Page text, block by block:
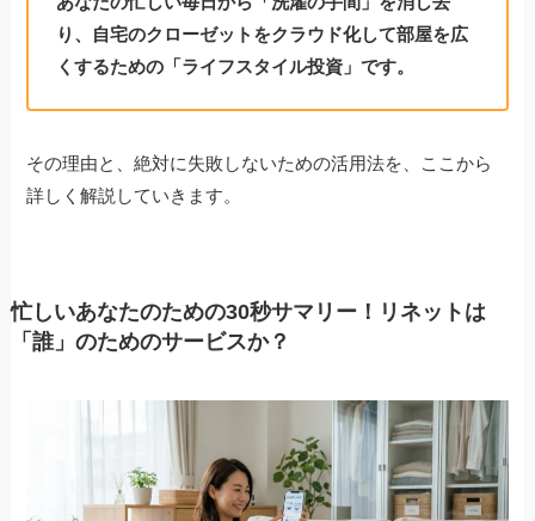
り、自宅のクローゼットをクラウド化して部屋を広
くするための「ライフスタイル投資」です。
その理由と、絶対に失敗しないための活用法を、ここから
詳しく解説していきます。
忙しいあなたのための30秒サマリー！リネットは
「誰」のためのサービスか？